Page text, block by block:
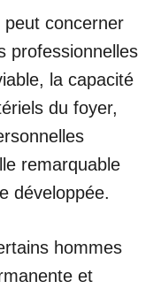
peut concerner
professionnelles
la capacité
du foyer,
remarquable
développée.
hommes
et